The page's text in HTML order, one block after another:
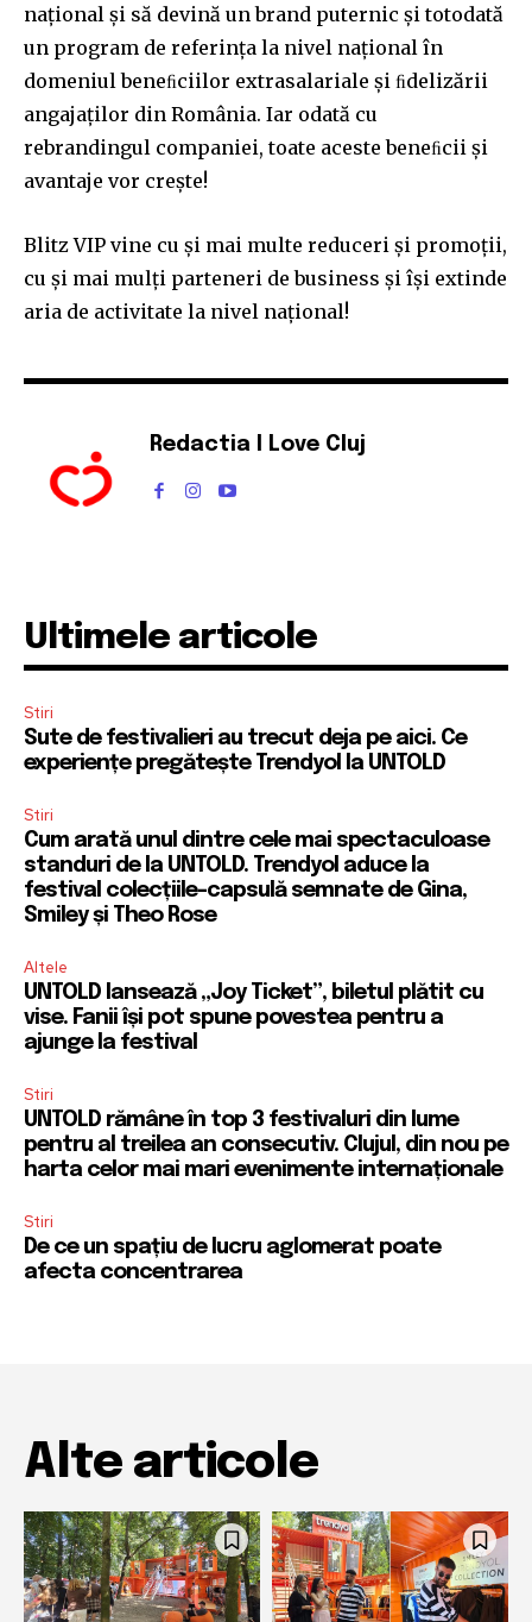
național și să devină un brand puternic și totodată
un program de referința la nivel național în
domeniul beneﬁciilor extrasalariale și ﬁdelizării
angajaților din România. Iar odată cu
rebrandingul companiei, toate aceste beneﬁcii și
avantaje vor crește!
Blitz VIP vine cu și mai multe reduceri și promoții,
cu și mai mulți parteneri de business și își extinde
aria de activitate la nivel național!
Redactia I Love Cluj
Ultimele articole
Stiri
Sute de festivalieri au trecut deja pe aici. Ce
experiențe pregătește Trendyol la UNTOLD
Stiri
Cum arată unul dintre cele mai spectaculoase
standuri de la UNTOLD. Trendyol aduce la
festival colecțiile-capsulă semnate de Gina,
Smiley și Theo Rose
Altele
UNTOLD lansează „Joy Ticket”, biletul plătit cu
vise. Fanii își pot spune povestea pentru a
ajunge la festival
Stiri
UNTOLD rămâne în top 3 festivaluri din lume
pentru al treilea an consecutiv. Clujul, din nou pe
harta celor mai mari evenimente internaționale
Stiri
De ce un spațiu de lucru aglomerat poate
afecta concentrarea
Alte articole